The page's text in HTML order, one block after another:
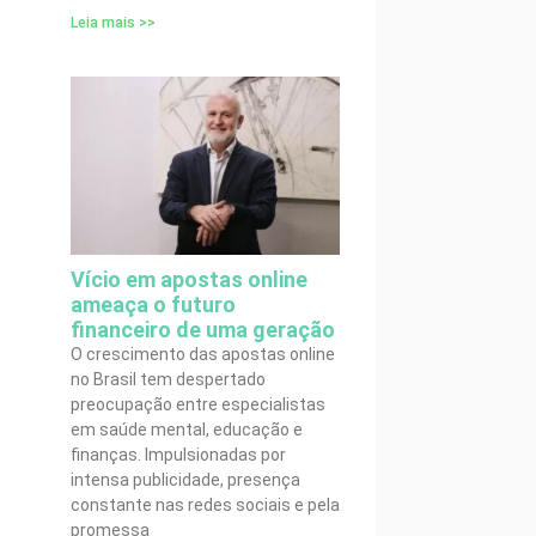
Leia mais >>
Vício em apostas online
ameaça o futuro
financeiro de uma geração
O crescimento das apostas online
no Brasil tem despertado
preocupação entre especialistas
em saúde mental, educação e
finanças. Impulsionadas por
intensa publicidade, presença
constante nas redes sociais e pela
promessa